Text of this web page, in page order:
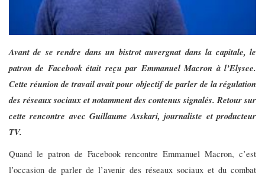
Avant de se rendre dans un bistrot auvergnat dans la capitale, le
patron de Facebook était reçu par Emmanuel Macron à l’Elysee.
Cette réunion de travail avait pour objectif de parler de la régulation
des réseaux sociaux et notamment des contenus signalés. Retour sur
cette rencontre avec Guillaume Asskari, journaliste et producteur
TV.
Quand le patron de Facebook rencontre Emmanuel Macron, c’est
l’occasion de parler de l’avenir des réseaux sociaux et du combat